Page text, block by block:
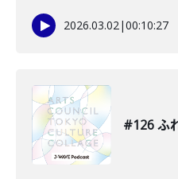
2026.03.02|00:10:27
#126 ふ